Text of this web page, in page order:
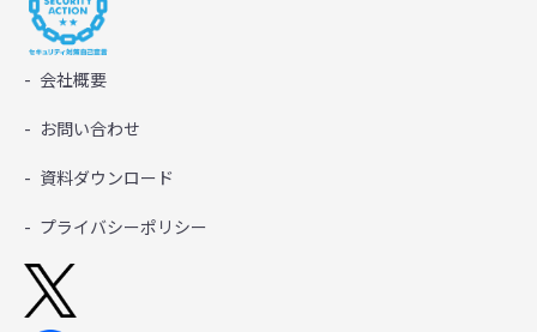
会社概要
お問い合わせ
資料ダウンロード
プライバシーポリシー